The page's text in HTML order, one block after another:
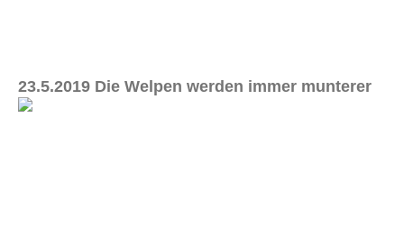
23.5.2019 Die Welpen werden immer munterer